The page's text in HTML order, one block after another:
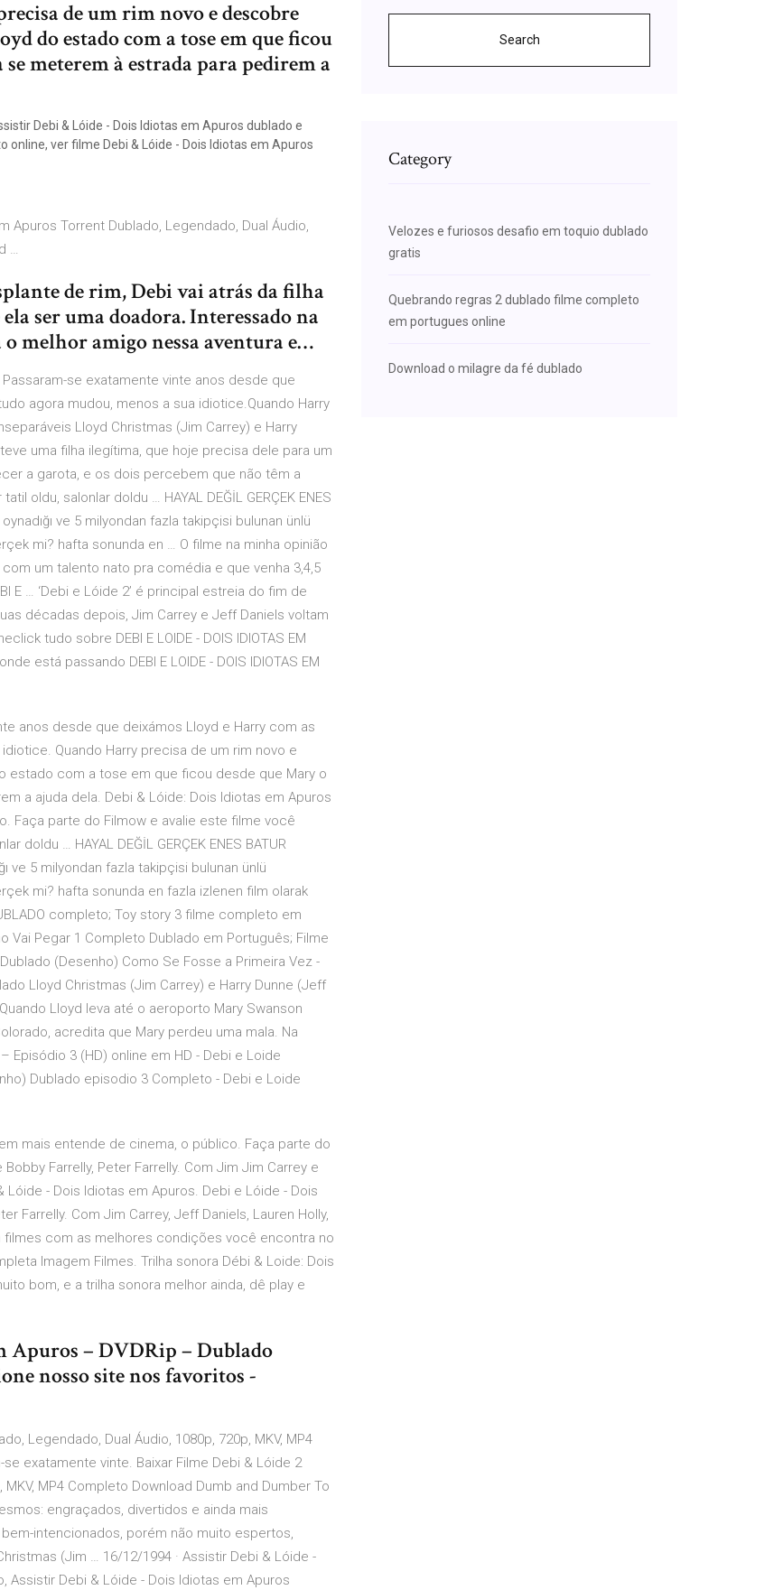
de um rim novo e descobre
do estado com a tose em que ficou
meterem à estrada para pedirem a
Debi & Lóide - Dois Idiotas em Apuros dublado e
online, ver filme Debi & Lóide - Dois Idiotas em Apuros
Apuros Torrent Dublado, Legendado, Dual Áudio,
…
de rim, Debi vai atrás da filha
ser uma doadora. Interessado na
melhor amigo nessa aventura e…
se exatamente vinte anos desde que
agora mudou, menos a sua idiotice.Quando Harry
Lloyd Christmas (Jim Carrey) e Harry
uma filha ilegítima, que hoje precisa dele para um
a garota, e os dois percebem que não têm a
oldu, salonlar doldu … HAYAL DEĞİL GERÇEK ENES
ve 5 milyondan fazla takipçisi bulunan ünlü
mi? hafta sonunda en … O filme na minha opinião
um talento nato pra comédia e que venha 3,4,5
… ‘Debi e Lóide 2’ é principal estreia do fim de
décadas depois, Jim Carrey e Jeff Daniels voltam
tudo sobre DEBI E LOIDE - DOIS IDIOTAS EM
está passando DEBI E LOIDE - DOIS IDIOTAS EM
anos desde que deixámos Lloyd e Harry com as
Quando Harry precisa de um rim novo e
estado com a tose em que ficou desde que Mary o
a ajuda dela. Debi & Lóide: Dois Idiotas em Apuros
Faça parte do Filmow e avalie este filme você
doldu … HAYAL DEĞİL GERÇEK ENES BATUR
ve 5 milyondan fazla takipçisi bulunan ünlü
mi? hafta sonunda en fazla izlenen film olarak
completo; Toy story 3 filme completo em
Vai Pegar 1 Completo Dublado em Português; Filme
(Desenho) Como Se Fosse a Primeira Vez -
Lloyd Christmas (Jim Carrey) e Harry Dunne (Jeff
Lloyd leva até o aeroporto Mary Swanson
acredita que Mary perdeu uma mala. Na
3 (HD) online em HD - Debi e Loide
Dublado episodio 3 Completo - Debi e Loide
mais entende de cinema, o público. Faça parte do
Farrelly, Peter Farrelly. Com Jim Jim Carrey e
- Dois Idiotas em Apuros. Debi e Lóide - Dois
Farrelly. Com Jim Carrey, Jeff Daniels, Lauren Holly,
filmes com as melhores condições você encontra no
Imagem Filmes. Trilha sonora Débi & Loide: Dois
bom, e a trilha sonora melhor ainda, dê play e
Apuros – DVDRip – Dublado
nosso site nos favoritos -
Legendado, Dual Áudio, 1080p, 720p, MKV, MP4
exatamente vinte. Baixar Filme Debi & Lóide 2
MP4 Completo Download Dumb and Dumber To
engraçados, divertidos e ainda mais
intencionados, porém não muito espertos,
(Jim … 16/12/1994 · Assistir Debi & Lóide -
Assistir Debi & Lóide - Dois Idiotas em Apuros
Search
Category
Velozes e furiosos desafio em toquio dublado
gratis
Quebrando regras 2 dublado filme completo
em portugues online
Download o milagre da fé dublado